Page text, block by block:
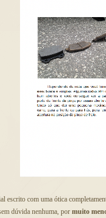
escrito com uma ótica
dúvida nenhuma, por muito